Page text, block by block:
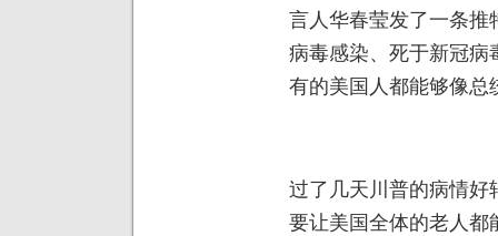
言人华春莹发了一条推
病毒感染、死于新冠病
有的美国人都能够像总
过了几天川普的病情好
要让美国全体的老人都